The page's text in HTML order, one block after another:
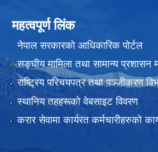
महत्वपूर्ण लिंक
नेपाल सरकारको आधिकारिक पोर्टल
सङ्‍घीय मामिला तथा सामान्य प्रशासन
राष्ट्रिय परिचयपत्र तथा पञ्जीकरण
स्थानिय तहहरूको वेबसाइट विवरण
करार सेवामा कार्यरत कर्मचारीहरुको